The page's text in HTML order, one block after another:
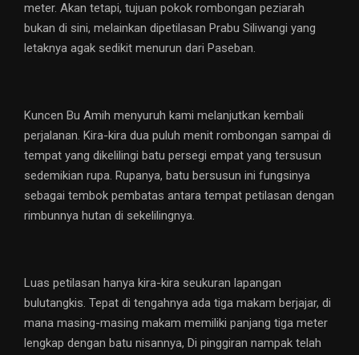
meter. Akan tetapi, tujuan pokok rombongan peziarah
bukan di sini, melainkan dipetilasan Prabu Siliwangi yang
letaknya agak sedikit menurun dari Paseban.
Kuncen Bu Amih menyuruh kami melanjutkan kembali
perjalanan. Kira-kira dua puluh menit rombongan sampai di
tempat yang dikelilingi batu persegi empat yang tersusun
sedemikian rupa. Rupanya, batu bersusun ini fungsinya
sebagai tembok pembatas antara tempat petilasan dengan
rimbunnya hutan di sekelilingnya.
Luas petilasan hanya kira-kira seukuran lapangan
bulutangkis. Tepat di tengahnya ada tiga makam berjajar, di
mana masing-masing makam memiliki panjang tiga meter
lengkap dengan batu nisannya, Di pinggiran nampak telah